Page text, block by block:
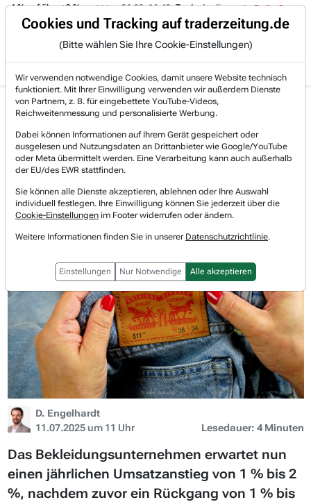
Trading-Room
% auf über +3 %. 06.08. 16:49 Trade des Tages 06.08.
Gratis Account Login
Jetzt registrieren und gratis Artikel lesen.
Bereits bei TraderFox registriert? Jetzt anmelden!
Home Börsen-Nachrichten
Hot-News
Levi Strauss hebt Jahresprognose aufgrund widersta...
Levi Strauss Watchlist
Levi Strauss hebt Jahresprognose
aufgrund widerstandsfähiger
Direktvertriebsumsätze an
D. Engelhardt
11.07.2025 um 11 Uhr
Lesedauer: 4 Minuten
Das Bekleidungsunternehmen erwartet nun
einen jährlichen Umsatzanstieg von 1 % bis 2
%, nachdem zuvor ein Rückgang von 1 % bis
Cookies und Tracking auf traderzeitung.de
(Bitte wählen Sie Ihre Cookie-Einstellungen)
Wir verwenden notwendige Cookies, damit unsere Website technisch
funktioniert. Mit Ihrer Einwilligung verwenden wir außerdem Dienste
von Partnern, z. B. für eingebettete YouTube-Videos,
Reichweitenmessung und personalisierte Werbung.
Dabei können Informationen auf Ihrem Gerät gespeichert oder
ausgelesen und Nutzungsdaten an Drittanbieter wie Google/YouTube
oder Meta übermittelt werden. Eine Verarbeitung kann auch außerhalb
der EU/des EWR stattfinden.
Sie können alle Dienste akzeptieren, ablehnen oder Ihre Auswahl
individuell festlegen. Ihre Einwilligung können Sie jederzeit über die
Cookie-Einstellungen im Footer widerrufen oder ändern.
Weitere Informationen finden Sie in unserer Datenschutzrichtlinie.
Einstellungen Nur Notwendige Alle akzeptieren